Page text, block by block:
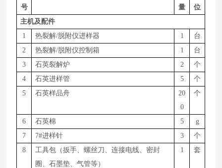
号
量
位
主机及配件
1
热裂解/脱附仪进样器 1
台
2
热裂解/脱附仪控制箱 1
台
3
石英裂解炉 2
个
4
石英进样管 5
个
5
石英样品舟
20
0
个
6 石英棉 5
g
7
7#进样针 3
个
8
工具包（扳手、螺丝刀、连接电线、密封
圈、石墨垫、气管等）
1 套